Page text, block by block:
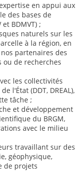
en appui aux
des bases de
BDMVT) ;
naturels sur les
à la région, en
partenaires des
de recherches
les collectivités
l'État (DDT, DREAL),
tâche ;
et développement
du BRGM,
avec le milieu
travaillant sur des
géophysique,
de projets